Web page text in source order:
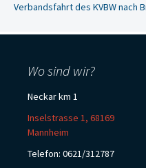
Verbandsfahrt des KVBW nach
Wo sind wir?
Neckar km 1
Inselstrasse 1, 68169
Mannheim
Telefon: 0621/312787